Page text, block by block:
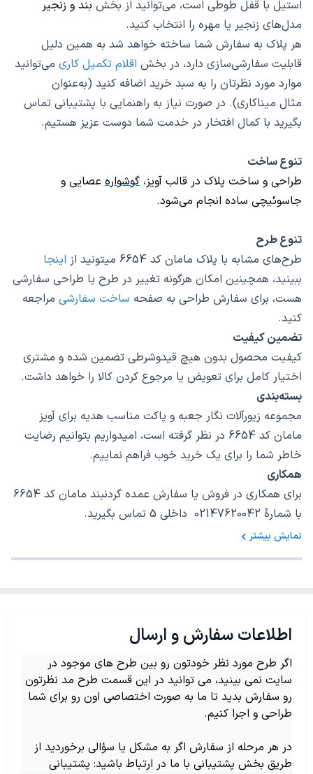
استیل با قفل طوطی است، می‌توانید از بخش بند و زنجیر
مدل‌های زنجیر یا مهره را انتخاب کنید.
هر پلاک به سفارش شما ساخته خواهد شد به همین دلیل
قابلیت سفارشی‌سازی دارد، در بخش اقلام تکمیل کاری می‌توانید
موارد مورد نظرتان را به سبد خرید اضافه کنید (به‌عنوان‌
مثال میناکاری). در صورت نیاز به راهنمایی با پشتیبانی تماس
بگیرید با کمال افتخار در خدمت شما دوست عزیز هستیم.
تنوع ساخت
طراحی و ساخت پلاک در قالب آویز، گوشواره عصایی و
جاسوئیچی ساده انجام می‌شود.
تنوع طرح
طرح‌های مشابه با پلاک مامان کد 6654 میتونید از
اینجا
ببینید، همچینین امکان هرگونه تغییر در طرح یا طراحی سفارشی
هست، برای سفارش طراحی به صفحه ساخت سفارشی مراجعه
کنید.
تضمین کیفیت
کیفیت محصول بدون هیچ قیدوشرطی تضمین شده و مشتری
اختیار کامل برای تعویض یا مرجوع کردن کالا را خواهد داشت.
بسته‌بندی
مجموعه زیورآلات نگار جعبه و پاکت مناسب هدیه برای آویز
مامان کد 6654 در نظر گرفته است، امیدواریم بتوانیم رضایت
خاطر شما را برای یک خرید خوب فراهم نماییم.
همکاری
برای همکاری در فروش یا سفارش عمده گردنبند مامان کد 6654
با شمارهٔ 02147620042 داخلی 5 تماس بگیرید.
نمایش بیشتر
اطلاعات سفارش و ارسال
اگر طرح مورد نظر خودتون رو بین طرح های موجود در
سایت نمی بینید، می توانید در این قسمت طرح مد نظرتون
رو سفارش بدید تا ما به صورت اختصاصی اون رو برای شما
طراحی و اجرا کنیم.
در هر مرحله از سفارش اگر به مشکل یا سؤالی برخوردید از
طریق بخش پشتیبانی با ما در ارتباط باشید: پشتیبانی